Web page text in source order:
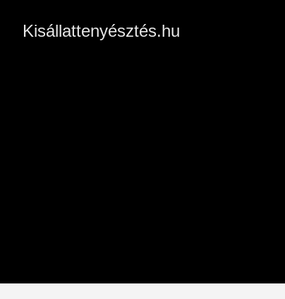
Kisállattenyésztés.hu